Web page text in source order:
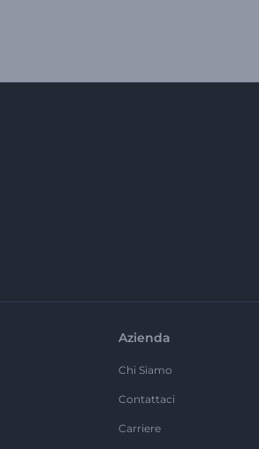
Azienda
Chi Siamo
Contattaci
Carriere